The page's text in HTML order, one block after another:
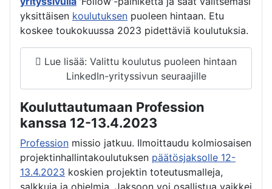
yksittäisen koulutuksen puoleen hintaan. Etu
koskee toukokuussa 2023 pidettäviä koulutuksia.
Lue lisää: Valittu koulutus puoleen hintaan
LinkedIn-yrityssivun seuraajille
Kouluttautumaan Profession
kanssa 12-13.4.2023
Profession missio jatkuu. Ilmoittaudu kolmiosaisen
projektinhallintakoulutuksen päätösjaksolle 12-
13.4.2023 koskien projektin toteutusmalleja,